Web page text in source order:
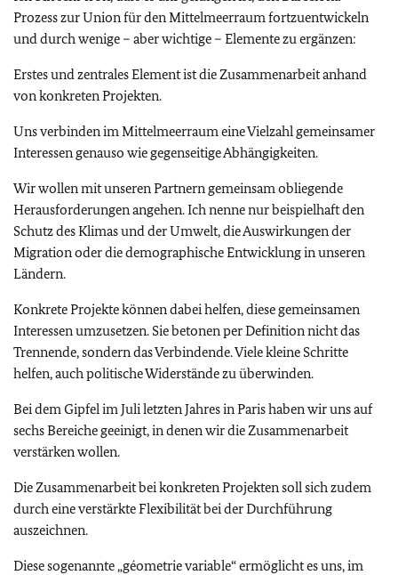
Prozess zur Union für den Mittelmeerraum fortzuentwickeln
und durch wenige – aber wichtige – Elemente zu ergänzen:
Erstes und zentrales Element ist die Zusammenarbeit anhand
von konkreten Projekten.
Uns verbinden im Mittelmeerraum eine Vielzahl gemeinsamer
Interessen genauso wie gegenseitige Abhängigkeiten.
Wir wollen mit unseren Partnern gemeinsam obliegende
Herausforderungen angehen. Ich nenne nur beispielhaft den
Schutz des Klimas und der Umwelt, die Auswirkungen der
Migration oder die demographische Entwicklung in unseren
Ländern.
Konkrete Projekte können dabei helfen, diese gemeinsamen
Interessen umzusetzen. Sie betonen per Definition nicht das
Trennende, sondern das Verbindende. Viele kleine Schritte
helfen, auch politische Widerstände zu überwinden.
Bei dem Gipfel im Juli letzten Jahres in Paris haben wir uns auf
sechs Bereiche geeinigt, in denen wir die Zusammenarbeit
verstärken wollen.
Die Zusammenarbeit bei konkreten Projekten soll sich zudem
durch eine verstärkte Flexibilität bei der Durchführung
auszeichnen.
Diese sogenannte „géometrie variable“ ermöglicht es uns, im